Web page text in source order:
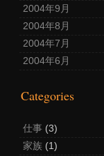
2004年9月
2004年8月
2004年7月
2004年6月
Categories
仕事 (3)
家族 (1)